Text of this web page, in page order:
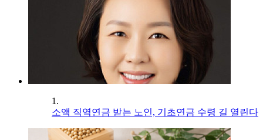
1.
소액 직역연금 받는 노인, 기초연금 수령 길 열린다